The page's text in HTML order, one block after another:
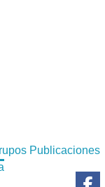
Publicaciones